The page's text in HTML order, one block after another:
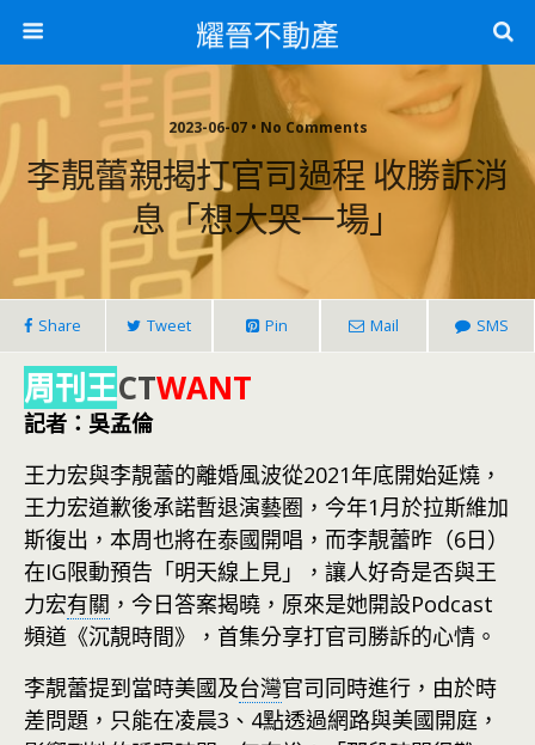
耀晉不動產
2023-06-07 • No Comments
李靚蕾親揭打官司過程 收勝訴消
息「想大哭一場」
Share Tweet Pin Mail SMS
周刊王CTWANT
記者：吳孟倫
王力宏與李靚蕾的離婚風波從2021年底開始延燒，
王力宏道歉後承諾暫退演藝圈，今年1月於拉斯維加
斯復出，本周也將在泰國開唱，而李靚蕾昨（6日）
在IG限動預告「明天線上見」，讓人好奇是否與王
力宏有關 ，今日答案揭曉，原來是她開設Podcast
頻道《沉靚時間》，首集分享打官司勝訴的心情。
李靚蕾提到當時美國及台灣官司同時進行，由於時
差問題，只能在凌晨3、4點透過網路與美國開庭，